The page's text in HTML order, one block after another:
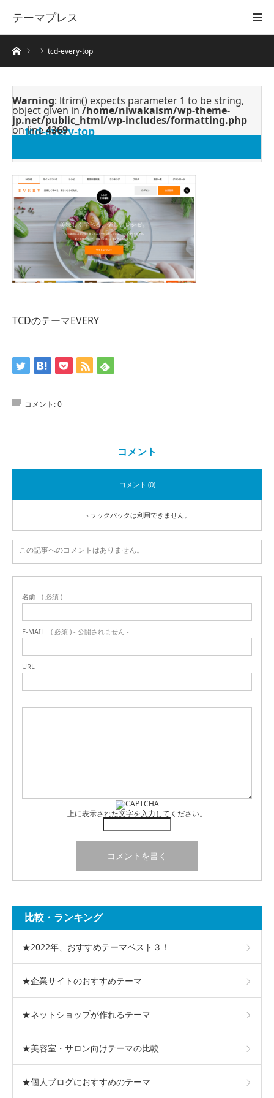
テーマプレス
ホーム tcd-every-top
Warning: ltrim() expects parameter 1 to be string,
object given in /home/niwakaism/wp-theme-
jp.net/public_html/wp-includes/formatting.php
on line4369
tcd-every-top
TCDのテーマEVERY
コメント:0
コメント
コメント (0)
トラックバックは利用できません。
この記事へのコメントはありません。
名前 ( 必須 )
E-MAIL ( 必須 ) - 公開されません -
URL
上に表示された文字を入力してください。
比較・ランキング
★2022年、おすすめテーマベスト３！
★企業サイトのおすすめテーマ
★ネットショップが作れるテーマ
★美容室・サロン向けテーマの比較
★個人ブログにおすすめのテーマ